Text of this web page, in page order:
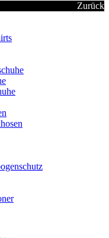
Zurück